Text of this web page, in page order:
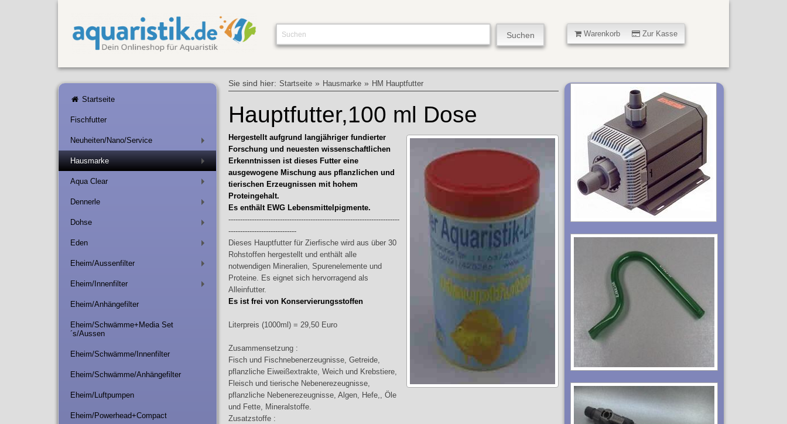
Warenkorb Zur Kasse
Startseite
Fischfutter
Neuheiten/Nano/Service
Hausmarke
Aqua Clear
Dennerle
Dohse
Eden
Eheim/Aussenfilter
Eheim/Innenfilter
Eheim/Anhängefilter
Eheim/Schwämme+Media Set
´s/Aussen
Eheim/Schwämme/Innenfilter
Eheim/Schwämme/Anhängefilter
Eheim/Luftpumpen
Eheim/Powerhead+Compact
Sie sind hier: Startseite » Hausmarke » HM Hauptfutter
Hauptfutter,100 ml Dose
Hergestellt aufgrund langjähriger fundierter
Forschung und neuesten wissenschaftlichen
Erkenntnissen ist dieses Futter eine
ausgewogene Mischung aus pflanzlichen und
tierischen Erzeugnissen mit hohem
Proteingehalt.
Es enthält EWG Lebensmittelpigmente.
-------------------------------------------------------------------------
-----------------------------
Dieses Hauptfutter für Zierfische wird aus über 30
Rohstoffen hergestellt und enthält alle
notwendigen Mineralien, Spurenelemente und
Proteine. Es eignet sich hervorragend als
Alleinfutter.
Es ist frei von Konservierungsstoffen
Literpreis (1000ml) = 29,50 Euro
Zusammensetzung :
Fisch und Fischnebenerzeugnisse, Getreide,
pflanzliche Eiweißextrakte, Weich und Krebstiere,
Fleisch und tierische Nebenerezeugnisse,
pflanzliche Nebenerezeugnisse, Algen, Hefe,, Öle
und Fette, Mineralstoffe.
Zusatzstoffe :